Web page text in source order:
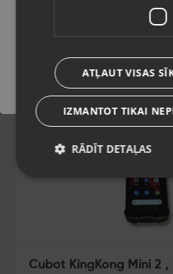
Stāvoklis Lietots (Garantija 6
55.00
2.50€/mēn.
Cubot KingKong Mini 2 ,
ATĻAUT VISAS
IZMANTOT TIKAI
RĀDĪT DETAĻAS